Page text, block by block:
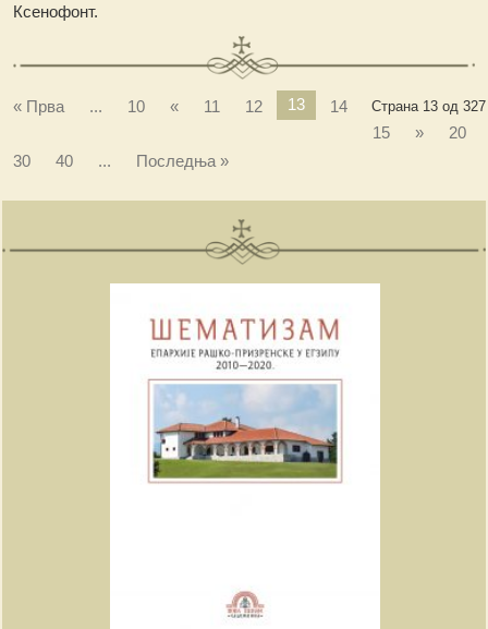
Ксенофонт.
Страна 13 од 327
« Прва ... 10 « 11 12 13
14
15
»
20
30
40 ... Последња »